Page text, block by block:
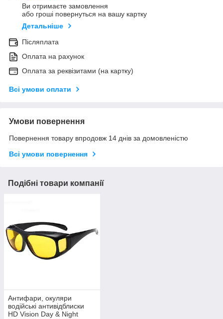
Ви отримаєте замовлення
або гроші повернуться на вашу картку
Детальніше
Післяплата
Оплата на рахунок
Оплата за реквізитами (на картку)
Всі умови оплати
Умови повернення
Повернення товару впродовж 14 днів за домовленістю
Всі умови повернення
Подібні товари компанії
Антифари, окуляри
водійські антивідблиски
HD Vision Day & Night